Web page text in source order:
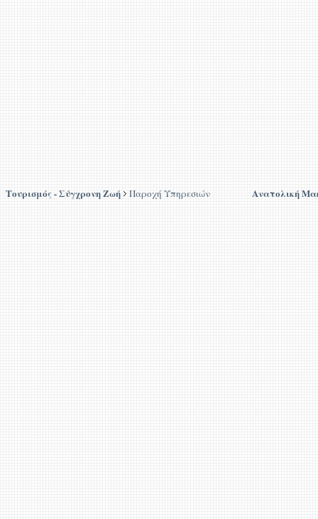
Τουρισμός - Σύγχρονη Ζωή Παροχή Υπηρεσιών Ανατολική